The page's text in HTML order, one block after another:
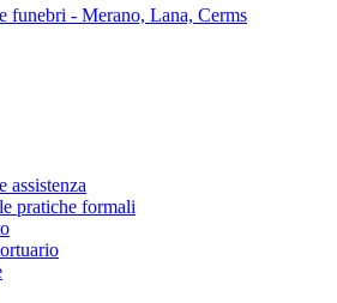
funebri - Merano, Lana, Cerms
assistenza
pratiche formali